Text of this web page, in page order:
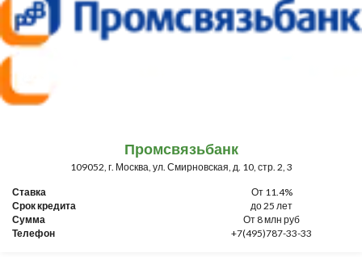
Промсвязьбанк
109052, г. Москва, ул. Смирновская, д. 10, стр. 2, 3
Ставка
От 11.4%
Срок кредита
до 25 лет
Сумма
От 8 млн руб
Телефон
+7(495)787-33-33